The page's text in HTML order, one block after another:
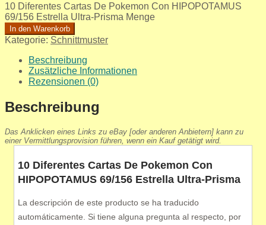
10 Diferentes Cartas De Pokemon Con HIPOPOTAMUS
69/156 Estrella Ultra-Prisma Menge
In den Warenkorb
Kategorie: Schnittmuster
Beschreibung
Zusätzliche Informationen
Rezensionen (0)
Beschreibung
Das Anklicken eines Links zu eBay [oder anderen Anbietern] kann zu
einer Vermittlungsprovision führen, wenn ein Kauf getätigt wird.
10 Diferentes Cartas De Pokemon Con
HIPOPOTAMUS 69/156 Estrella Ultra-Prisma
La descripción de este producto se ha traducido
automáticamente. Si tiene alguna pregunta al respecto, por